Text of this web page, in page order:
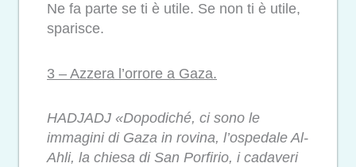
Ne fa parte se ti è utile. Se non ti è utile,
sparisce.
3 – Azzera l’orrore a Gaza.
HADJADJ «Dopodiché, ci sono le
immagini di Gaza in rovina, l’ospedale Al-
Ahli, la chiesa di San Porfirio, i cadaveri